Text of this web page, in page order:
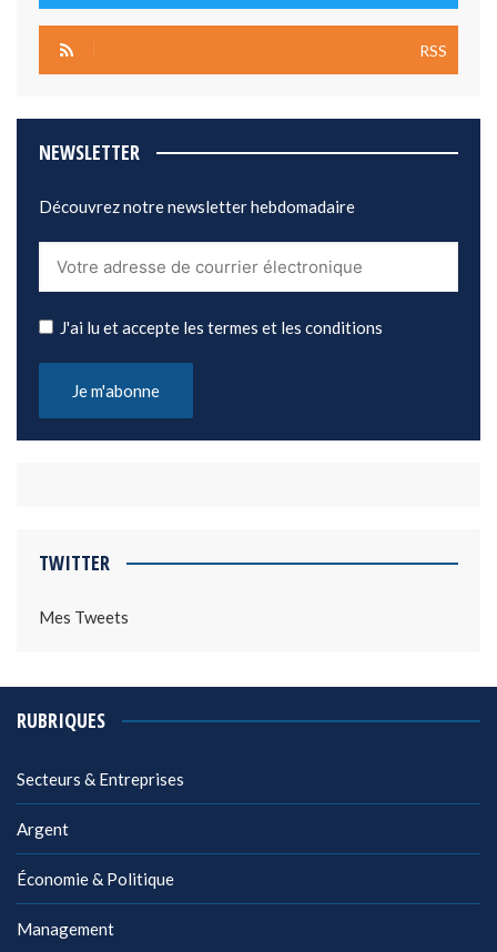
RSS
NEWSLETTER
Découvrez notre newsletter hebdomadaire
J'ai lu et accepte les termes et les conditions
TWITTER
Mes Tweets
RUBRIQUES
Secteurs & Entreprises
Argent
Économie & Politique
Management